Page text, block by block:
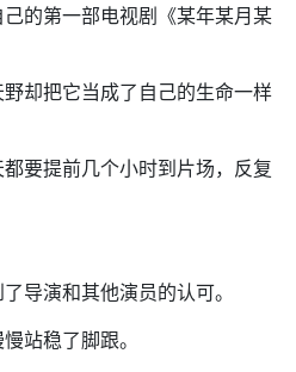
的第一部电视剧《某年某月某
却把它当成了自己的生命一样
要提前几个小时到片场，反复
导演和其他演员的认可。
站稳了脚跟。